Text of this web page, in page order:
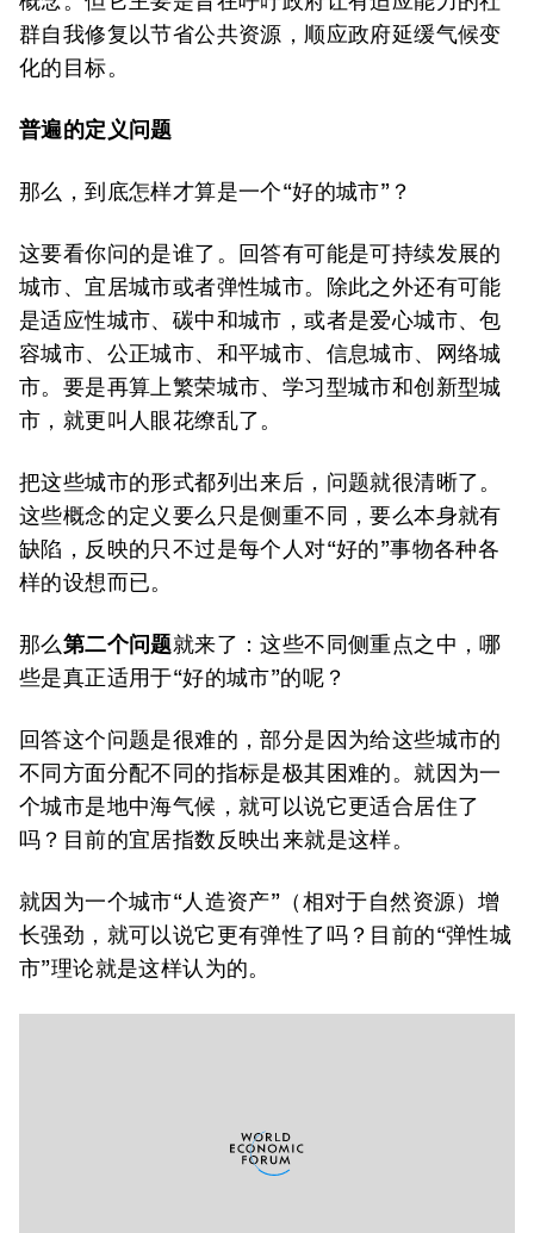
群自我修复以节省公共资源，顺应政府延缓气候变
化的目标。
普遍的定义问题
那么，到底怎样才算是一个“好的城市”？
这要看你问的是谁了。回答有可能是可持续发展的
城市、宜居城市或者弹性城市。除此之外还有可能
是适应性城市、碳中和城市，或者是爱心城市、包
容城市、公正城市、和平城市、信息城市、网络城
市。要是再算上繁荣城市、学习型城市和创新型城
市，就更叫人眼花缭乱了。
把这些城市的形式都列出来后，问题就很清晰了。
这些概念的定义要么只是侧重不同，要么本身就有
缺陷，反映的只不过是每个人对“好的”事物各种各
样的设想而已。
那么第二个问题就来了：这些不同侧重点之中，哪
些是真正适用于“好的城市”的呢？
回答这个问题是很难的，部分是因为给这些城市的
不同方面分配不同的指标是极其困难的。就因为一
个城市是地中海气候，就可以说它更适合居住了
吗？目前的宜居指数反映出来就是这样。
就因为一个城市“人造资产”（相对于自然资源）增
长强劲，就可以说它更有弹性了吗？目前的“弹性城
市”理论就是这样认为的。